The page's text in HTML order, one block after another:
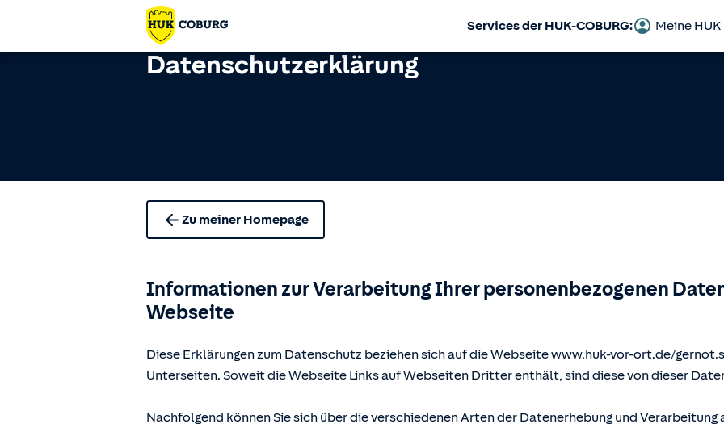
Services der HUK-COBURG: Meine HUK
Datenschutzerklärung
Zu meiner Homepage
Informationen zur Verarbeitung Ihrer personenbezogenen
Webseite
Diese Erklärungen zum Datenschutz beziehen sich auf die Webseite www.huk-vor-ort.de/
Unterseiten. Soweit die Webseite Links auf Webseiten Dritter enthält, sind diese von dieser
Nachfolgend können Sie sich über die verschiedenen Arten der Datenerhebung und